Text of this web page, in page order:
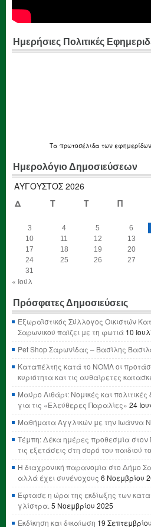
Ημερήσιες Πολιτικές
Τα πρωτοσέλιδα των εφημερίδων
Ημερολόγιο Δημοσιεύσεων
ΑΎΓΟΥΣΤΟΣ 2026
Δ
Τ Τ Π
3
4 5 6
10
11 12 13
17
18 19 20
24
25 26 27
31
« Ιούλ
Πρόσφατες Δημοσιεύσεις
Εξωραϊστικός Σύλλογος Οικιστών
Σαρωνικού παίζει με τη φωτιά 10
Pet Shop Σαρωνίδας – Βασίλης
Καταπέλτης κατά το ΝΟΜΛ οι
κυριότητα και τις αυθαίρετες
Μαύρο Λιθάρι: Νομικές και
για τις «Ελεύθερες Παραλίες» 24
Μαθήματα Αγγλικών με την Ιωάννα
Τέμπη: Δέκα ημέρες προθεσμία στον
τις εξετάσεις στη σορό του παιδιού
Η διαχρονική παρανομία στο Δήμο
αλλά έχει συνένοχους 6 Νοεμβρίου
Έφτασε η ώρα της εκδίωξης των
γλίστρα. 5 Νοεμβρίου 2025
Εκδίκηση και δικαίωση 19